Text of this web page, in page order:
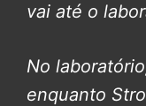
vai até o
No
enquanto